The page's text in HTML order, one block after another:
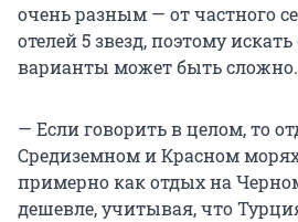
очень разным — от частного
отелей 5 звезд, поэтому
варианты может быть сложно.
— Если говорить в целом, то
Средиземном и Красном
примерно как отдых на
дешевле, учитывая, что